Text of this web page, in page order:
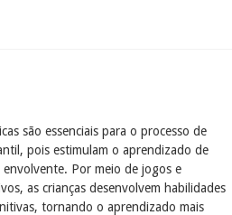
são essenciais para o processo de
pois estimulam o aprendizado de
Por meio de jogos e
as crianças desenvolvem habilidades
tornando o aprendizado mais